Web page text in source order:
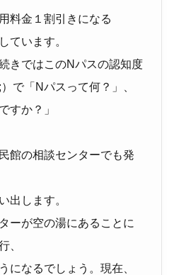
料金１割引きになる
ています。
きではこのNパスの認知度
）で「 Nパスって何？」、
すか？」
館の相談センターでも発
出します。
ーが空の湯にあることに
、
になるでしょう。現在、